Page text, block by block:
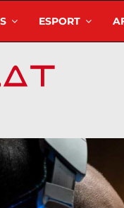
ESPORT